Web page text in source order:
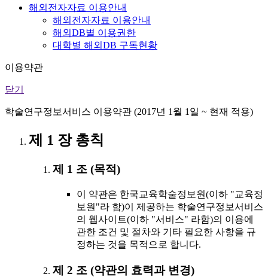
해외전자자료 이용안내
해외전자자료 이용안내
해외DB별 이용권한
대학별 해외DB 구독현황
이용약관
닫기
학술연구정보서비스 이용약관 (2017년 1월 1일 ~ 현재 적용)
제 1 장 총칙
제 1 조 (목적)
이 약관은 한국교육학술정보원(이하 "교육정
보원"라 함)이 제공하는 학술연구정보서비스
의 웹사이트(이하 "서비스" 라함)의 이용에
관한 조건 및 절차와 기타 필요한 사항을 규
정하는 것을 목적으로 합니다.
제 2 조 (약관의 효력과 변경)